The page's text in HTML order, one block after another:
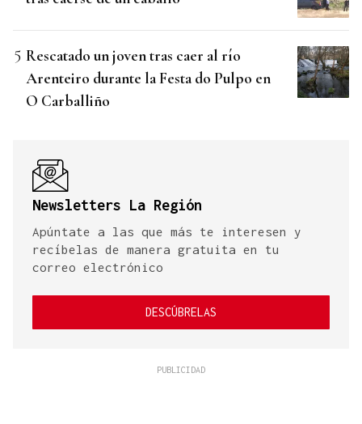
Rescatado un joven tras caer al río
Arenteiro durante la Festa do Pulpo en
O Carballiño
Newsletters La Región
Apúntate a las que más te interesen y
recíbelas de manera gratuita en tu
correo electrónico
DESCÚBRELAS